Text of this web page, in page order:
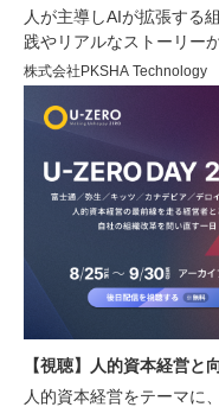
人が主導しAIが拡張する
践やリアルなストーリー
株式会社PKSHA Technology
【視聴】人的資本経営と
人的資本経営をテーマに